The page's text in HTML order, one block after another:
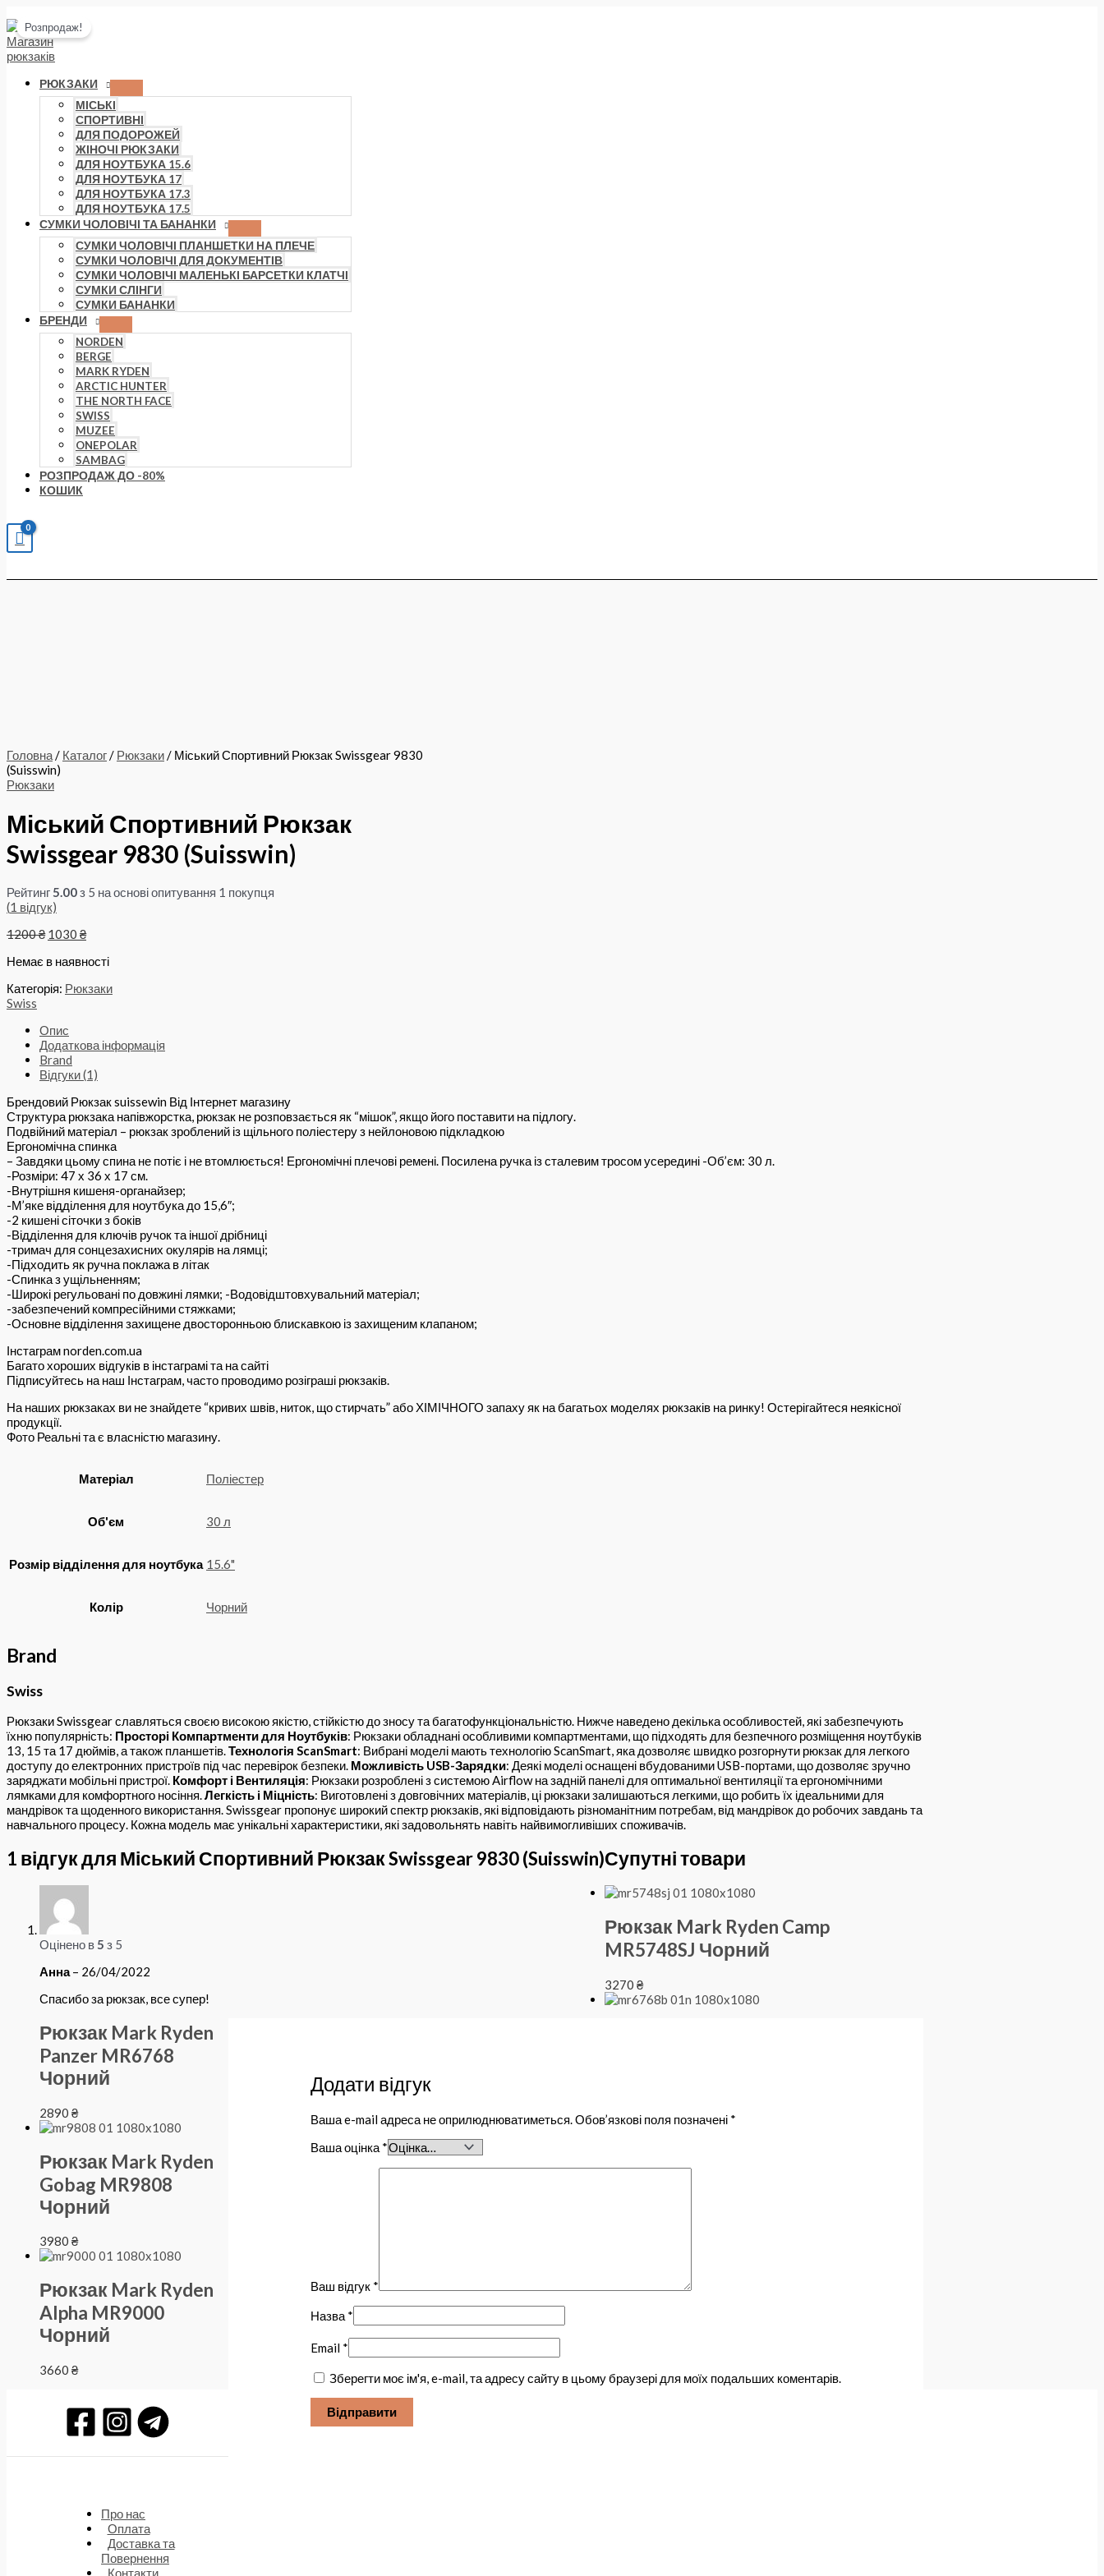
до
вмісту
РЮКЗАКИ
МІСЬКІ
СПОРТИВНІ
ДЛЯ ПОДОРОЖЕЙ
ЖІНОЧІ РЮКЗАКИ
ДЛЯ НОУТБУКА 15.6
ДЛЯ НОУТБУКА 17
ДЛЯ НОУТБУКА 17.3
ДЛЯ НОУТБУКА 17.5
СУМКИ ЧОЛОВІЧІ ТА БАНАНКИ
СУМКИ ЧОЛОВІЧІ ПЛАНШЕТКИ НА ПЛЕЧЕ
СУМКИ ЧОЛОВІЧІ ДЛЯ ДОКУМЕНТІВ
СУМКИ ЧОЛОВІЧІ МАЛЕНЬКІ БАРСЕТКИ КЛАТЧІ
СУМКИ СЛІНГИ
СУМКИ БАНАНКИ
БРЕНДИ
NORDEN
BERGE
MARK RYDEN
ARCTIC HUNTER
THE NORTH FACE
SWISS
MUZEE
ONEPOLAR
SAMBAG
РОЗПРОДАЖ ДО -80%
КОШИК
Розпродаж!
Головна/ Каталог/ Рюкзаки/ Міський Спортивний Рюкзак Swissgear 9830
(Suisswin)
Рюкзаки
Міський Спортивний Рюкзак
Swissgear 9830 (Suisswin)
Рейтинг5.00з 5 на основі опитування 1 покупця
(1 відгук)
1200₴ Оригінальна
1200 ₴.
1030 ₴Поточна
1030 ₴.
Немає в наявності
Категорія: Рюкзаки
Swiss
Опис
Додаткова інформація
Brand
Відгуки (1)
Брендовий Рюкзак suissewin Від Інтернет магазину
Структура рюкзака напівжорстка, рюкзак не розповзається як “мішок”, якщо його поставити на підлогу.
Подвійний матеріал – рюкзак зроблений із щільного поліестеру з нейлоновою підкладкою
Ергономічна спинка
– Завдяки цьому спина не потіє і не втомлюється! Ергономічні плечові ремені. Посилена ручка із сталевим тросом усередині -Об’єм: 30 л.
-Розміри: 47 х 36 х 17 см.
-Внутрішня кишеня-органайзер;
-М’яке відділення для ноутбука до 15,6″;
-2 кишені сіточки з боків
-Відділення для ключів ручок та іншої дрібниці
-тримач для сонцезахисних окулярів на лямці;
-Підходить як ручна поклажа в літак
-Спинка з ущільненням;
-Широкі регульовані по довжині лямки; -Водовідштовхувальний матеріал;
-забезпечений компресійними стяжками;
-Основне відділення захищене двосторонньою блискавкою із захищеним клапаном;
Інстаграм norden.com.ua
Багато хороших відгуків в інстаграмі та на сайті
Підписуйтесь на наш Інстаграм, часто проводимо розіграші рюкзаків.
На наших рюкзаках ви не знайдете “кривих швів, ниток, що стирчать” або ХІМІЧНОГО запаху як на багатьох моделях рюкзаків на ринку! Остерігайтеся неякісної
продукції.
Фото Реальні та є власністю магазину.
Матеріал Поліестер
Об'єм 30 л
Розмір відділення для ноутбука 15.6"
Колір Чорний
Brand
Swiss
Рюкзаки Swissgear славляться своєю високою якістю, стійкістю до зносу та багатофункціональністю. Нижче наведено декілька особливостей, які забезпечують
їхню популярність: Просторі Компартменти для Ноутбуків: Рюкзаки обладнані особливими компартментами, що підходять для безпечного розміщення ноутбуків
13, 15 та 17 дюймів, а також планшетів.Технологія ScanSmart: Вибрані моделі мають технологію ScanSmart, яка дозволяє швидко розгорнути рюкзак для легкого
доступу до електронних пристроїв під час перевірок безпеки. Можливість USB-Зарядки: Деякі моделі оснащені вбудованими USB-портами, що дозволяє зручно
заряджати мобільні пристрої. Комфорт і Вентиляція: Рюкзаки розроблені з системою Airflow на задній панелі для оптимальної вентиляції та ергономічними
лямками для комфортного носіння.Легкість і Міцність: Виготовлені з довговічних матеріалів, ці рюкзаки залишаються легкими, що робить їх ідеальними для
мандрівок та щоденного використання. Swissgear пропонує широкий спектр рюкзаків, які відповідають різноманітним потребам, від мандрівок до робочих завдань та
навчального процесу. Кожна модель має унікальні характеристики, які задовольнять навіть найвимогливіших споживачів.
1 відгук для Міський Спортивний Рюкзак Swissgear 9830 (Suisswin)
Оцінено в5 з 5
Анна– 26/04/2022
Спасибо за рюкзак, все супер!
Додати відгук
Ваша e-mail адреса не оприлюднюватиметься.Обов’язкові поля позначені *
Ваша оцінка *
Ваш відгук *
Назва *
Email *
Зберегти моє ім'я, e-mail, та адресу сайту в цьому браузері для моїх подальших коментарів.
Супутні товари
Рюкзак Mark Ryden Camp
MR5748SJ Чорний
3270 ₴
Рюкзак Mark Ryden
Panzer MR6768
Чорний
2890 ₴
Рюкзак Mark Ryden
Gobag MR9808
Чорний
3980 ₴
Рюкзак Mark Ryden
Alpha MR9000
Чорний
3660 ₴
Про нас
Оплата
Доставка та
Повернення
Контакти